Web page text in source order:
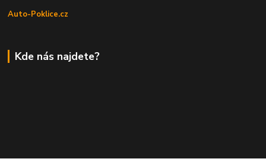
Auto-Poklice.cz
Kde nás najdete?